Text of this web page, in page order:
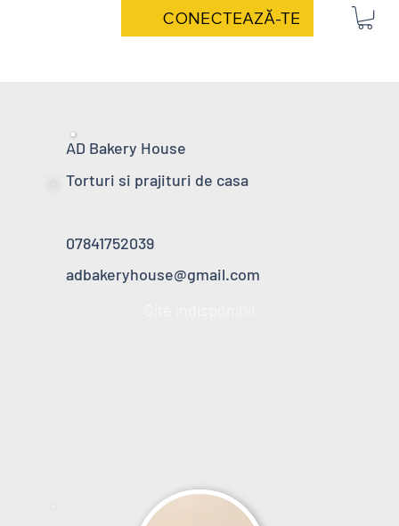
CONECTEAZĂ-TE
AD Bakery House
Torturi si prajituri de casa
07841752039
adbakeryhouse@gmail.com